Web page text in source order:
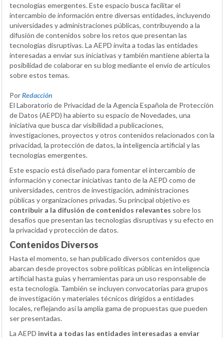
tecnologías emergentes. Este espacio busca facilitar el
intercambio de información entre diversas entidades, incluyendo
universidades y administraciones públicas, contribuyendo a la
difusión de contenidos sobre los retos que presentan las
tecnologías disruptivas. La AEPD invita a todas las entidades
interesadas a enviar sus iniciativas y también mantiene abierta la
posibilidad de colaborar en su blog mediante el envío de artículos
sobre estos temas.
PorRedacción
El Laboratorio de Privacidad de la Agencia Española de Protección
de Datos (AEPD) ha abierto su espacio de Novedades, una
iniciativa que busca dar visibilidad a publicaciones,
investigaciones, proyectos y otros contenidos relacionados con la
privacidad, la protección de datos, la inteligencia artificial y las
tecnologías emergentes.
Este espacio está diseñado para fomentar el intercambio de
información y conectar iniciativas tanto de la AEPD como de
universidades, centros de investigación, administraciones
públicas y organizaciones privadas. Su principal objetivo es
contribuir a la difusión de contenidos relevantes sobre los
desafíos que presentan las tecnologías disruptivas y su efecto en
la privacidad y protección de datos.
Contenidos Diversos
Hasta el momento, se han publicado diversos contenidos que
abarcan desde proyectos sobre políticas públicas en inteligencia
artificial hasta guías y herramientas para un uso responsable de
esta tecnología. También se incluyen convocatorias para grupos
de investigación y materiales técnicos dirigidos a entidades
locales, reflejando así la amplia gama de propuestas que pueden
ser presentadas.
La AEPD invita a todas las entidades interesadas a enviar